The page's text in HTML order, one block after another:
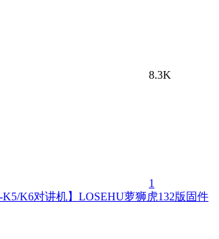
8.3K
1